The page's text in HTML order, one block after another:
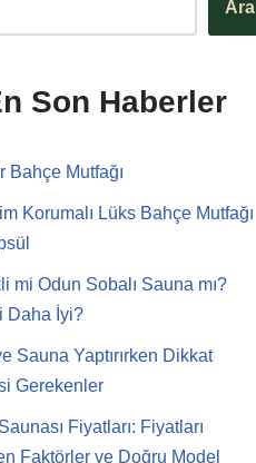
Ara
Son Haberler
Bahçe Mutfağı
Korumalı Lüks Bahçe Mutfağı
mi Odun Sobalı Sauna mı?
Daha İyi?
Sauna Yaptırırken Dikkat
Gerekenler
Fiyatları: Fiyatları
Faktörler ve Doğru Model